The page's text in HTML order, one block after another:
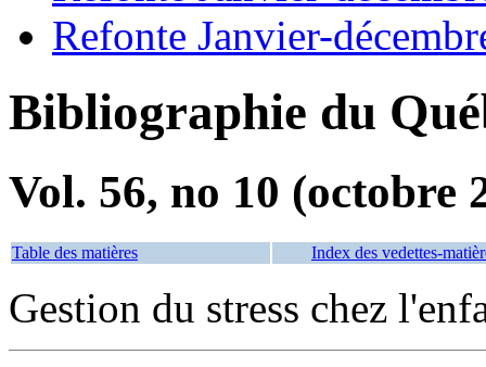
Refonte Janvier-
Bibliographie du
Vol. 56, no 10 (octobre
Table des matières Index des vedettes-
Gestion du stress chez